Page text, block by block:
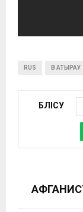
RUS В АТЫРАУ
БӨЛІСУ